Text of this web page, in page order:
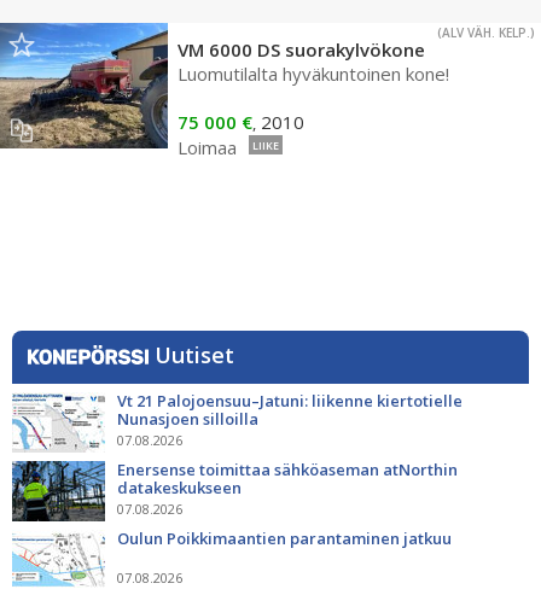
(ALV VÄH. KELP.)
VM 6000 DS suorakylvökone
Luomutilalta hyväkuntoinen kone!
75 000 €, 2010
Loimaa
LIIKE
Uutiset
Vt 21 Palojoensuu–Jatuni: liikenne kiertotielle
Nunasjoen silloilla
07.08.2026
Enersense toimittaa sähköaseman atNorthin
datakeskukseen
07.08.2026
Oulun Poikkimaantien parantaminen jatkuu
07.08.2026